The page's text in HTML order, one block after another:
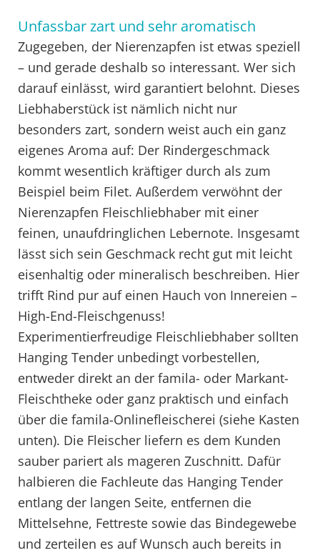
Unfassbar zart und sehr aromatisch
Zugegeben, der Nierenzapfen ist etwas speziell
– und gerade deshalb so interessant. Wer sich
darauf einlässt, wird garantiert belohnt. Dieses
Liebhaberstück ist nämlich nicht nur
besonders zart, sondern weist auch ein ganz
eigenes Aroma auf: Der Rindergeschmack
kommt wesentlich kräftiger durch als zum
Beispiel beim Filet. Außerdem verwöhnt der
Nierenzapfen Fleischliebhaber mit einer
feinen, unaufdringlichen Lebernote. Insgesamt
lässt sich sein Geschmack recht gut mit leicht
eisenhaltig oder mineralisch beschreiben. Hier
trifft Rind pur auf einen Hauch von Innereien –
High-End-Fleischgenuss!
Experimentierfreudige Fleischliebhaber sollten
Hanging Tender unbedingt vorbestellen,
entweder direkt an der famila- oder Markant-
Fleischtheke oder ganz praktisch und einfach
über die famila-Onlinefleischerei (siehe Kasten
unten). Die Fleischer liefern es dem Kunden
sauber pariert als mageren Zuschnitt. Dafür
halbieren die Fachleute das Hanging Tender
entlang der langen Seite, entfernen die
Mittelsehne, Fettreste sowie das Bindegewebe
und zerteilen es auf Wunsch auch bereits in